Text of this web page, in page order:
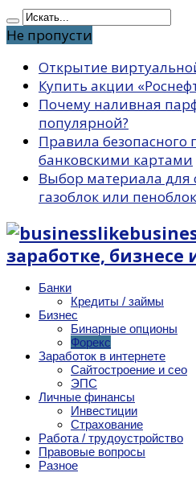
Не пропусти
Открытие
Купить акции
Почему наливная
популярной?
Правила безопасного
банковскими картами
Выбор материала для
газоблок или пеноблок
заработке,
Банки
Кредиты / займы
Бизнес
Бинарные опционы
Форекс
Заработок в интернете
Сайтостроение и сео
ЭПС
Личные финансы
Инвестиции
Страхование
Работа / трудоустройство
Правовые вопросы
Разное